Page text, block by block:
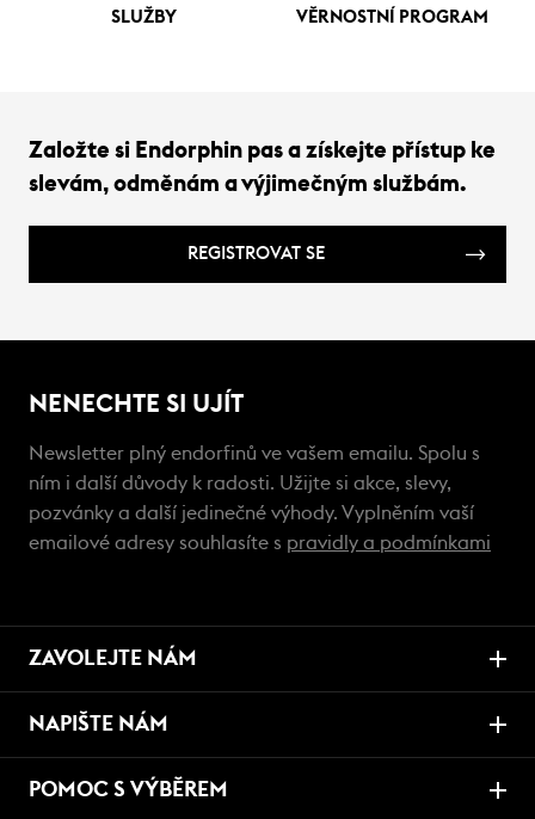
SLUŽBY VĚRNOSTNÍ PROGRAM
Založte si Endorphin pas a získejte přístup ke
slevám, odměnám a výjimečným službám.
REGISTROVAT SE
NENECHTE SI UJÍT
Newsletter plný endorfinů ve vašem emailu. Spolu s
ním i další důvody k radosti. Užijte si akce, slevy,
pozvánky a další jedinečné výhody. Vyplněním vaší
emailové adresy souhlasíte s pravidly a podmínkami
ZAVOLEJTE NÁM
NAPIŠTE NÁM
POMOC S VÝBĚREM